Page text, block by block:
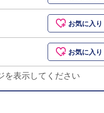
お気に入り
お気に入り
を表示してください